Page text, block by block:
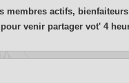
membres actifs,
venir partager vot' 4